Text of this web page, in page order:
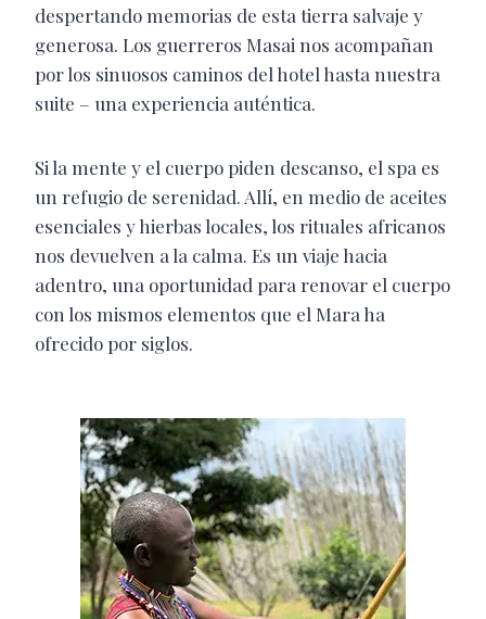
despertando memorias de esta tierra salvaje y
generosa. Los guerreros Masai nos acompañan
por los sinuosos caminos del hotel hasta nuestra
suite – una experiencia auténtica.
Si la mente y el cuerpo piden descanso, el spa es
un refugio de serenidad. Allí, en medio de aceites
esenciales y hierbas locales, los rituales africanos
nos devuelven a la calma. Es un viaje hacia
adentro, una oportunidad para renovar el cuerpo
con los mismos elementos que el Mara ha
ofrecido por siglos.